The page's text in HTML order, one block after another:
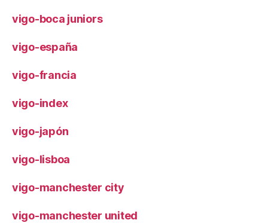
vigo-boca juniors
vigo-españa
vigo-francia
vigo-index
vigo-japón
vigo-lisboa
vigo-manchester city
vigo-manchester united